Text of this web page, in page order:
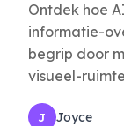
Ontdek hoe
informatie-
begrip door
visueel-
J Joyce